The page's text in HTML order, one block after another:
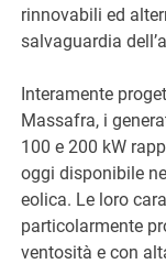
rinnovabili ed
salvaguardia
Interamente
Massafra, i
100 e 200 kW
oggi disponibile
eolica. Le loro
particolarmente
ventosità e con